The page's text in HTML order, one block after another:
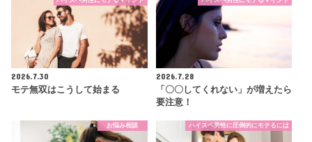
2026.7.30
モテ無双はこうして始まる
2026.7.28
「〇〇してくれない」が増えたら
要注意！
お悩み相談 ハイスペ男性に圧倒的にモテるには